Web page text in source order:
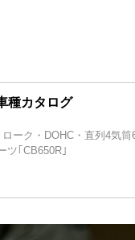
種カタログ
ーク・DOHC・直列4気
ツ｢CB650R｣